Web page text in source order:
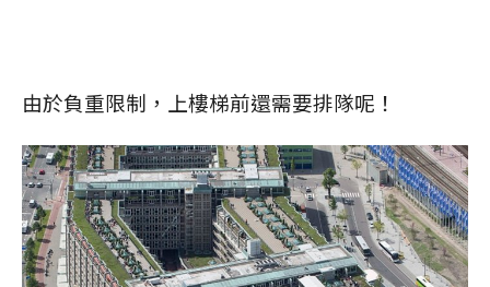
由於負重限制，上樓梯前還需要排隊呢！